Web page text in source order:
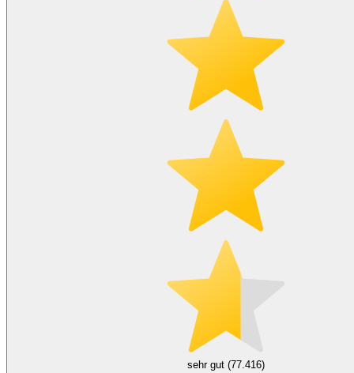
sehr gut (77.416)